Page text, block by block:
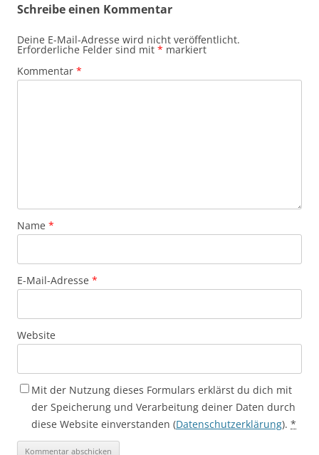
Schreibe einen Kommentar
Deine E-Mail-Adresse wird nicht veröffentlicht.
Erforderliche Felder sind mit * markiert
Kommentar *
Name *
E-Mail-Adresse *
Website
Mit der Nutzung dieses Formulars erklärst du dich mit
der Speicherung und Verarbeitung deiner Daten durch
diese Website einverstanden (Datenschutzerklärung). *